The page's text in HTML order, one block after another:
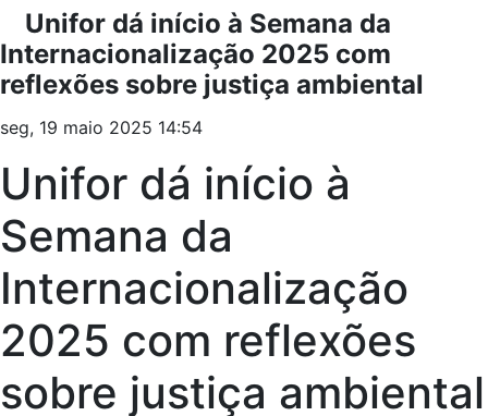
Unifor dá início à Semana da
Internacionalização 2025 com
reflexões sobre justiça ambiental
seg, 19 maio 2025 14:54
Unifor dá início à
Semana da
Internacionalização
2025 com reflexões
sobre justiça ambiental